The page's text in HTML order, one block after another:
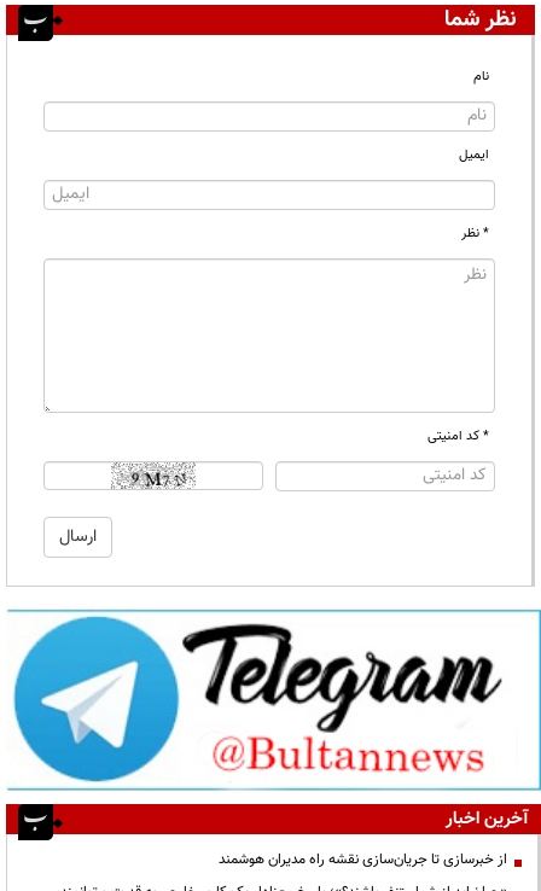
نظر شما
نام
ایمیل
* نظر
* کد امنیتی
آخرین اخبار
از خبرسازی تا جریان‌سازی نقشه راه مدیران هوشمند